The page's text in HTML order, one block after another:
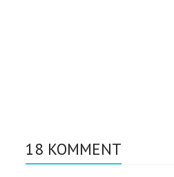
18 KOMMENT